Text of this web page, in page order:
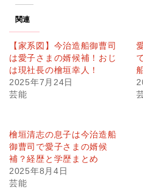
関連
【家系図】今治造船御曹司
は愛子さまの婿候補！おじ
は現社長の檜垣幸人！
2025年7月24日
芸能
檜垣清志の息子は今治造船
御曹司で愛子さまの婿候
補？経歴と学歴まとめ
2025年8月4日
芸能